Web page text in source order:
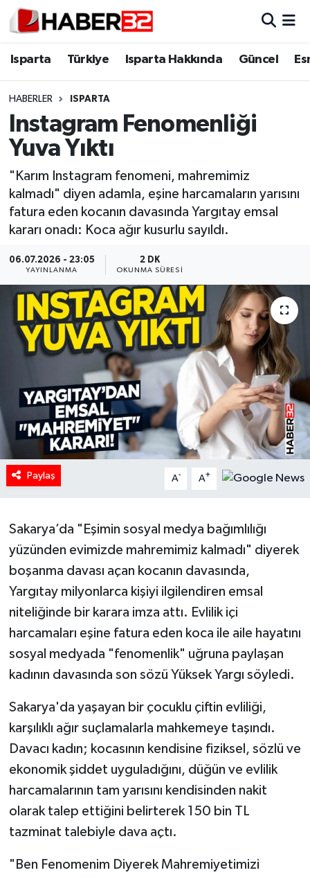
Isparta Türkiye Isparta Hakkında Güncel
HABERLER ISPARTA
Instagram Fenomenliği
Yuva Yıktı
"Karım Instagram fenomeni, mahremimiz
kalmadı" diyen adamla, eşine harcamaların yarısını
fatura eden kocanın davasında Yargıtay emsal
kararı onadı: Koca ağır kusurlu sayıldı.
06.07.2026 - 23:05
YAYINLANMA
2 DK
OKUNMA SÜRESI
Paylaş A- A+
Sakarya’da "Eşimin sosyal medya bağımlılığı
yüzünden evimizde mahremimiz kalmadı" diyerek
boşanma davası açan kocanın davasında,
Yargıtay milyonlarca kişiyi ilgilendiren emsal
niteliğinde bir karara imza attı. Evlilik içi
harcamaları eşine fatura eden koca ile aile hayatını
sosyal medyada "fenomenlik" uğruna paylaşan
kadının davasında son sözü Yüksek Yargı söyledi.
Sakarya'da yaşayan bir çocuklu çiftin evliliği,
karşılıklı ağır suçlamalarla mahkemeye taşındı.
Davacı kadın; kocasının kendisine fiziksel, sözlü ve
ekonomik şiddet uyguladığını, düğün ve evlilik
harcamalarının tam yarısını kendisinden nakit
olarak talep ettiğini belirterek 150 bin TL
tazminat talebiyle dava açtı.
"Ben Fenomenim Diyerek Mahremiyetimizi
Isparta
Esnaf Diyor ki;
ASAYİŞ
BİLİM VE TEKNOLOJİ
EĞİTİM
GENEL
Güncel
HABERDE İNSAN
KÜLTÜR SANAT
MAGAZİN
Oyun
RESMİ İLANLAR
Spor
Tarihi Yapılarımız
Türkiye
İletişim
Künye
Isparta Nöbetçi Eczaneler
Isparta Trafik Yoğunluk Haritası
Süper Lig Puan Durumu ve Fikstür
Tüm Manşetler
Son Dakika Haberleri
Haber Arşivi